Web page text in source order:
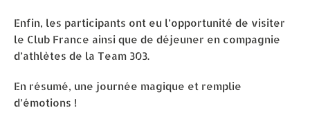
Enfin, les participants ont eu l’opportunité de visiter
le Club France ainsi que de déjeuner en compagnie
d’athlètes de la Team 303.
En résumé, une journée magique et remplie
d’émotions !